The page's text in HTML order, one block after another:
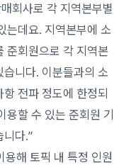
회사로 각 지역본부별
는데요. 지역본부에 소
준회원으로 각 지역본
니다. 이분들과의 소
전파 정도에 한정되
용할 수 있는 준회원 기
니다.”
해 토픽 내 특정 인원